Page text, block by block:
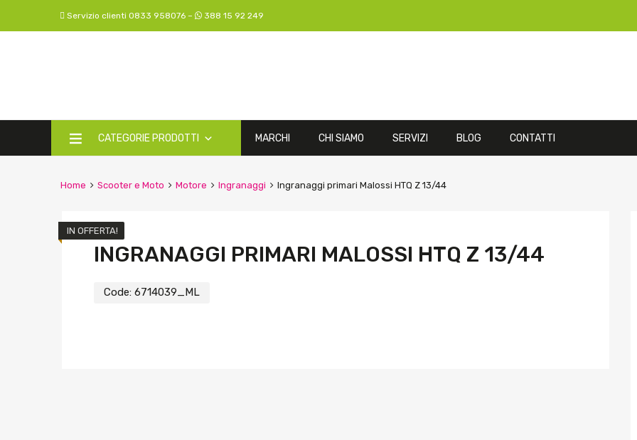
Servizio clienti 0833 958076 – 388 15 92 249
CATEGORIE PRODOTTI MARCHI CHI SIAMO SERVIZI BLOG CONTATTI
Home Scooter e Moto Motore Ingranaggi Ingranaggi primari Malossi HTQ Z 13/44
INGRANAGGI PRIMARI MALOSSI HTQ Z 13/44
Code: 6714039_ML
IN OFFERTA!